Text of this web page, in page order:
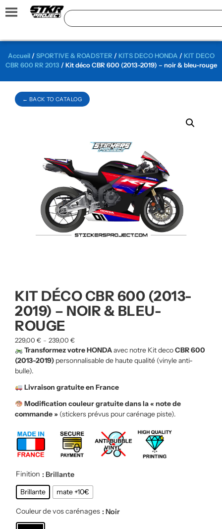
← BACK TO CATALOG
Accueil/SPORTIVE & ROADSTER / KITS DECO HONDA / KIT DECO
CBR 600 RR 2013 / Kit déco CBR 600 (2013-2019) – noir & bleu-rouge
KIT DÉCO CBR 600 (2013-
2019) – NOIR & BLEU-
ROUGE
229,00 € – 239,00 €
Transformez votre HONDAavec notre Kit decoCBR 600
(2013-2019) personnalisable de haute qualité (vinyle anti-
bulle).
Livraison gratuite en France
Modification couleur gratuite dans la « note de
commande » (stickers prévus pour carénage piste).
Finition : Brillante
Brillante
mate +10€
Couleur de vos carénages : Noir